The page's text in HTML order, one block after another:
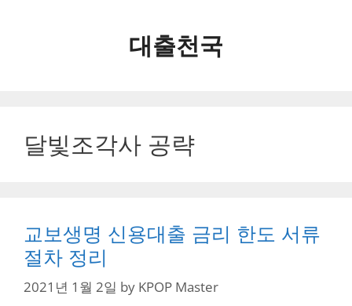
대출천국
달빛조각사 공략
교보생명 신용대출 금리 한도 서류
절차 정리
2021년 1월 2일 by KPOP Master